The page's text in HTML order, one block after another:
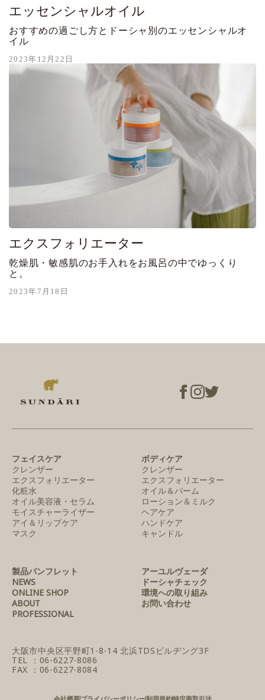
エッセンシャルオイル
おすすめの過ごし方とドーシャ別のエッセンシャルオ
イル
2023年12月22日
エクスフォリエーター
乾燥肌・敏感肌のお手入れをお風呂の中でゆっくり
と。
2023年7月18日
フェイスケア
クレンザー
エクスフォリエーター
化粧水
オイル美容液・セラム
モイスチャーライザー
アイ＆リップケア
マスク
ボディケア
クレンザー
エクスフォリエーター
オイル＆バーム
ローション＆ミルク
ヘアケア
ハンドケア
キャンドル
製品パンフレット
NEWS
ONLINE SHOP
ABOUT
PROFESSIONAL
アーユルヴェーダ
ドーシャチェック
環境への取り組み
お問い合わせ
大阪市中央区平野町1-8-14 北浜TDSビルヂング3F
TEL ：06-6227-8086
FAX ：06-6227-8084